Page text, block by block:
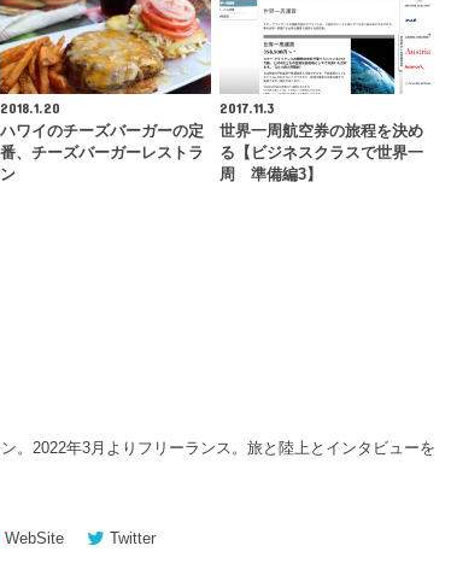
2018.1.20
ハワイのチーズバーガーの定
番、チーズバーガーレストラ
ン
2017.11.3
世界一周航空券の旅程を決め
る【ビジネスクラスで世界一
周 準備編3】
。2022年3月よりフリーランス。旅と陸上とインタビューを
WebSite Twitter